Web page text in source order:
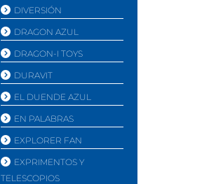
DIVERSIÓN
DRAGON AZUL
DRAGON-I TOYS
DURAVIT
EL DUENDE AZUL
EN PALABRAS
EXPLORER FAN
EXPRIMENTOS Y
TELESCOPIOS